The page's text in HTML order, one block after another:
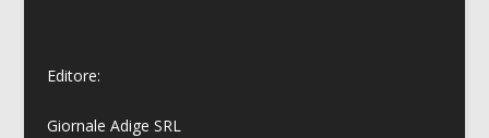
Editore:
Giornale Adige SRL